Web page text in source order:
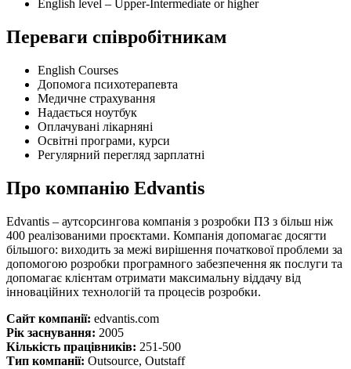
English level – Upper-Intermediate or higher
Переваги співробітникам
English Courses
Допомога психотерапевта
Медичне страхування
Надається ноутбук
Оплачувані лікарняні
Освітні програми, курси
Регулярний перегляд зарплатні
Про компанію Edvantis
Edvantis – аутсорсингова компанія з розробки ПЗ з більш ніж
400 реалізованими проєктами. Компанія допомагає досягти
більшого: виходить за межі вирішення початкової проблеми за
допомогою розробки програмного забезпечення як послуги та
допомагає клієнтам отримати максимальну віддачу від
інноваційних технологій та процесів розробки.
Сайт компанії: edvantis.com
Рік заснування: 2005
Кількість працівників: 251-500
Тип компанії: Outsource, Outstaff